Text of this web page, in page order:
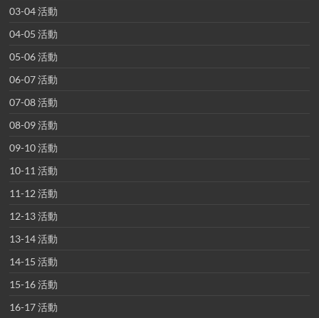
03-04 活動
04-05 活動
05-06 活動
06-07 活動
07-08 活動
08-09 活動
09-10 活動
10-11 活動
11-12 活動
12-13 活動
13-14 活動
14-15 活動
15-16 活動
16-17 活動